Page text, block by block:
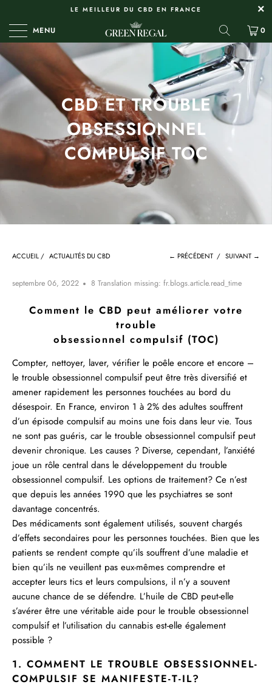
LE MEILLEUR DU CBD EN FRANCE
MENU 0
CBD ET TROUBLE
OBSESSIONNEL
COMPULSIF TOC
ACCUEIL / ACTUALITÉS DU CBD ← PRÉCÉDENT / SUIVANT →
septembre 06, 2022 8 Translation missing: fr.blogs.article.read_time
Comment le CBD peut améliorer votre
trouble
obsessionnel compulsif (TOC)
Compter, nettoyer, laver, vérifier le poêle encore et encore –
le trouble obsessionnel compulsif peut être très diversifié et
amener rapidement les personnes touchées au bord du
désespoir. En France, environ 1 à 2% des adultes souffrent
d’un épisode compulsif au moins une fois dans leur vie. Tous
ne sont pas guéris, car le trouble obsessionnel compulsif peut
devenir chronique. Les causes ? Diverse, cependant, l’anxiété
joue un rôle central dans le développement du trouble
obsessionnel compulsif. Les options de traitement? Ce n’est
que depuis les années 1990 que les psychiatres se sont
davantage concentrés.
Des médicaments sont également utilisés, souvent chargés
d’effets secondaires pour les personnes touchées. Bien que les
patients se rendent compte qu’ils souffrent d’une maladie et
bien qu’ils ne veuillent pas eux-mêmes comprendre et
accepter leurs tics et leurs compulsions, il n’y a souvent
aucune chance de se défendre. L’huile de CBD peut-elle
s’avérer être une véritable aide pour le trouble obsessionnel
compulsifet l’utilisation du cannabis est-elle également
possible ?
1. COMMENT LE TROUBLE OBSESSIONNEL-
COMPULSIF SE MANIFESTE-T-IL?